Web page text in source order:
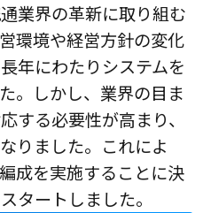
業界の革新に取り組む
環境や経営方針の変化
年にわたりシステムを
。しかし、業界の目ま
する必要性が高まり、
りました。これによ
成を実施することに決
タートしました。